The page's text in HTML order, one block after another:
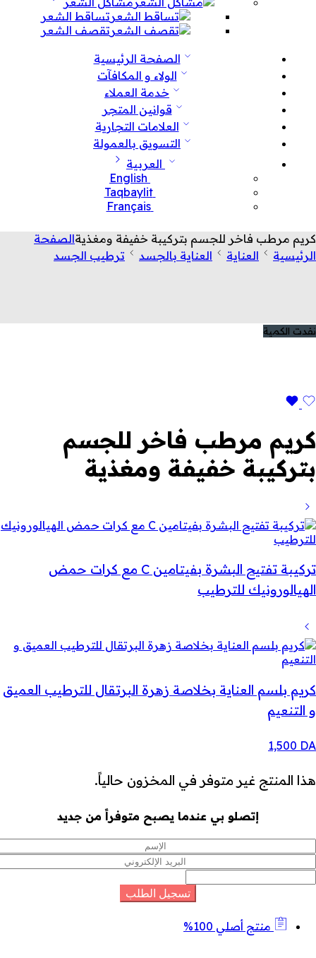
تساقط الشعر
تقصف الشعر
الصفحة الرئيسية
الولاء و المكافآت
خدمة العملاء
قوانين المتجر
العلامات التجارية
التسويق بالعمولة
العربية
English
Taqbaylit
Français
كريم مرطب فاخر للجسم بتركيبة خفيفة ومغذيةالصفحة
الرئيسية
العناية العناية بالجسد ترطيب الجسد
نفدت الكمية
كريم مرطب فاخر للجسم
بتركيبة خفيفة ومغذية
تركيبة تفتيح البشرة بفيتامين C مع كرات حمض
الهيالورونيك للترطيب
كريم بلسم العناية بخلاصة زهرة البرتقال للترطيب العميق
و التنعيم
1,500 DA
هذا المنتج غير متوفر في المخزون حالياً.
إتصلو بي عندما يصبح متوفراً من جديد
منتج أصلي 100%